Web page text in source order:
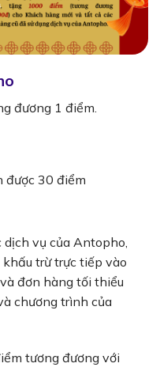
đương 1 điểm.
được 30 điểm
dịch vụ của Antopho,
trừ trực tiếp vào
đơn hàng tối thiểu
chương trình của
tương đương với